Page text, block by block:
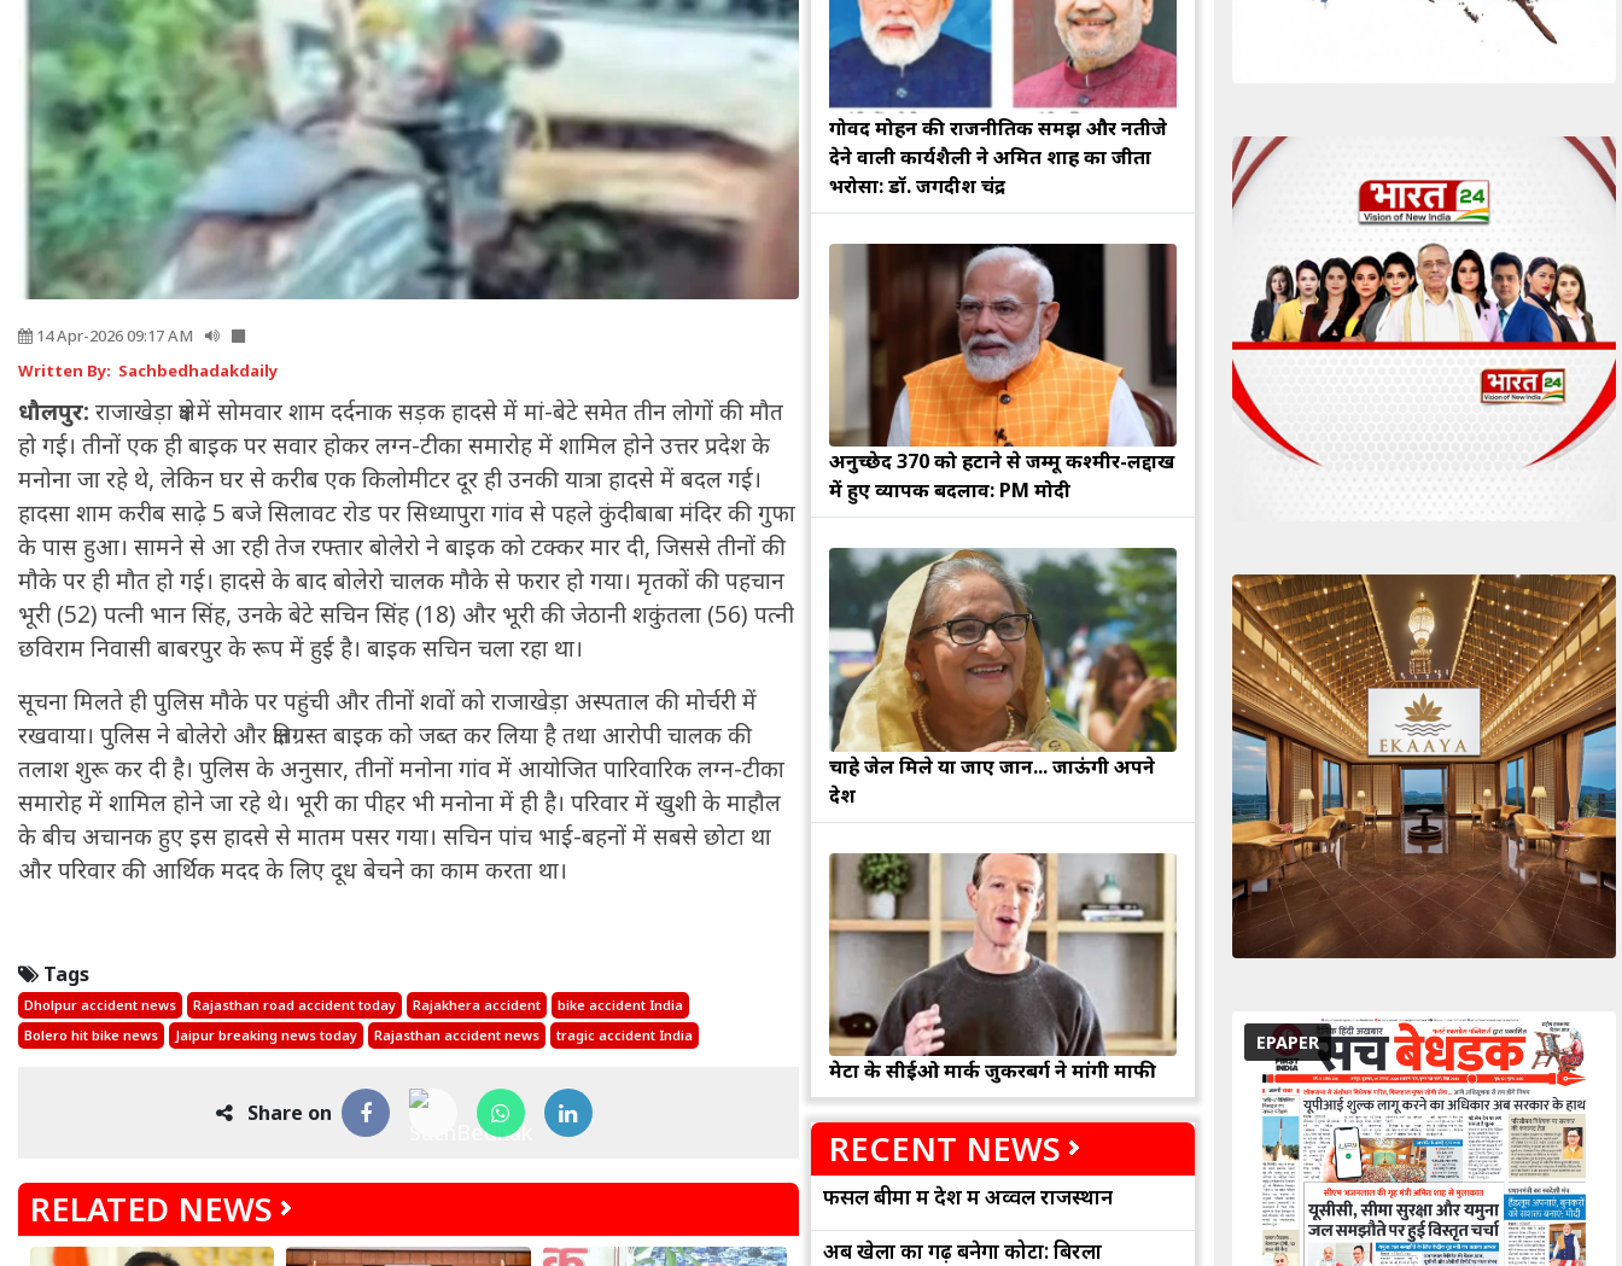
14 Apr-2026 09:17 AM
Written By: Sachbedhadakdaily
धौलपुर: राजाखेड़ा क्षेत्र में सोमवार शाम दर्दनाक सड़क हादसे में मां-बेटे समेत तीन लोगों की मौत
हो गई। तीनों एक ही बाइक पर सवार होकर लग्न-टीका समारोह में शामिल होने उत्तर प्रदेश के
मनोना जा रहे थे, लेकिन घर से करीब एक किलोमीटर दूर ही उनकी यात्रा हादसे में बदल गई।
हादसा शाम करीब साढ़े 5 बजे सिलावट रोड पर सिध्यापुरा गांव से पहले कुंदीबाबा मंदिर की गुफा
के पास हुआ। सामने से आ रही तेज रफ्तार बोलेरो ने बाइक को टक्कर मार दी, जिससे तीनों की
मौके पर ही मौत हो गई। हादसे के बाद बोलेरो चालक मौके से फरार हो गया। मृतकों की पहचान
भूरी (52) पत्नी भान सिंह, उनके बेटे सचिन सिंह (18) और भूरी की जेठानी शकुंतला (56) पत्नी
छविराम निवासी बाबरपुर के रूप में हुई है। बाइक सचिन चला रहा था।
सूचना मिलते ही पुलिस मौके पर पहुंची और तीनों शवों को राजाखेड़ा अस्पताल की मोर्चरी में
रखवाया। पुलिस ने बोलेरो और क्षतिग्रस्त बाइक को जब्त कर लिया है तथा आरोपी चालक की
तलाश शुरू कर दी है। पुलिस के अनुसार, तीनों मनोना गांव में आयोजित पारिवारिक लग्न-टीका
समारोह में शामिल होने जा रहे थे। भूरी का पीहर भी मनोना में ही है। परिवार में खुशी के माहौल
के बीच अचानक हुए इस हादसे से मातम पसर गया। सचिन पांच भाई-बहनों में सबसे छोटा था
और परिवार की आर्थिक मदद के लिए दूध बेचने का काम करता था।
Tags
Dholpur accident news Rajasthan road accident today Rajakhera accident
bike accident India
Bolero hit bike news
Jaipur breaking news today Rajasthan accident news tragic accident India
Share on
RELATED NEWS
गोविंद मोहन की राजनीतिक समझ और नतीजे
देने वाली कार्यशैली ने अमित शाह का जीता
भरोसा: डॉ. जगदीश चंद्र
अनुच्छेद 370 को हटाने से जम्मू कश्मीर-लद्दाख
में हुए व्यापक बदलाव: PM मोदी
चाहे जेल मिले या जाए जान... जाऊंगी अपने
देश
मेटा के सीईओ मार्क जुकरबर्ग ने मांगी माफी
RECENT NEWS
फसल बीमा में देश में अव्वल राजस्थान
अब खेलों का गढ़ बनेगा कोटा: बिरला
EPAPER